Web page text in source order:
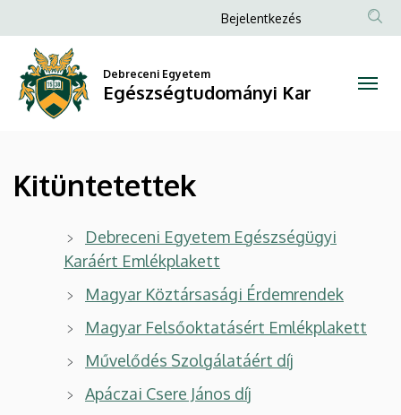
Egészségtudományi
a
tartalomra
Anonim
menüje
Bejelentkezés
Debreceni Egyetem
Egészségtudományi Kar
Kitüntetettek
Debreceni Egyetem Egészségügyi
Karáért Emlékplakett
Magyar Köztársasági Érdemrendek
Magyar Felsőoktatásért Emlékplakett
Művelődés Szolgálatáért díj
Apáczai Csere János díj